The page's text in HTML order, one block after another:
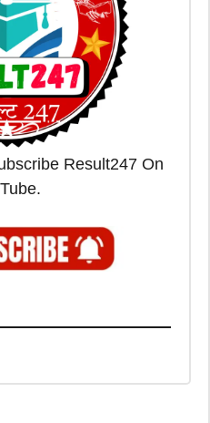
Result247 On